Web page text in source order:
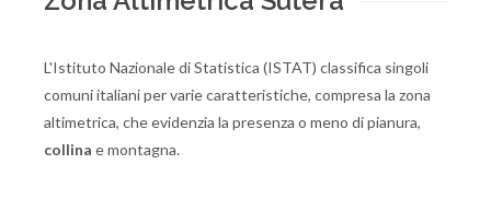
L'Istituto Nazionale di Statistica (ISTAT) classifica singoli
comuni italiani per varie caratteristiche, compresa la zona
altimetrica, che evidenzia la presenza o meno di pianura,
collina e montagna.